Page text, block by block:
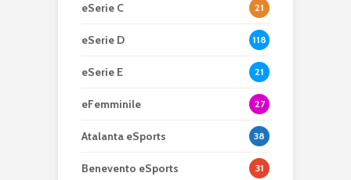
eSerie C 21
eSerie D 118
eSerie E 21
eFemminile 27
Atalanta eSports 38
Benevento eSports 31